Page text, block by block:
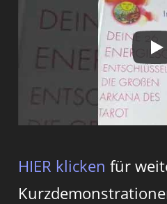
HIER klicken für